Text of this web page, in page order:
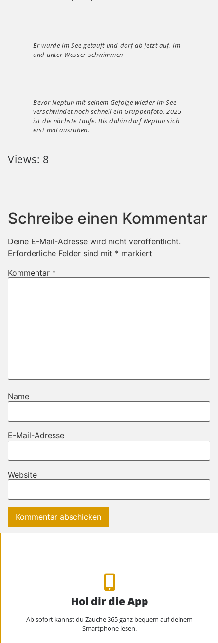
Er wurde im See getauft und darf ab jetzt auf, im
und unter Wasser schwimmen
Bevor Neptun mit seinem Gefolge wieder im See
verschwindet noch schnell ein Gruppenfoto. 2025
ist die nächste Taufe. Bis dahin darf Neptun sich
erst mal ausruhen.
Views: 8
Schreibe einen Kommentar
Deine E-Mail-Adresse wird nicht veröffentlicht.
Erforderliche Felder sind mit * markiert
Kommentar *
Name
E-Mail-Adresse
Website
Hol dir die App
Ab sofort kannst du Zauche 365 ganz bequem auf deinem
Smartphone lesen.